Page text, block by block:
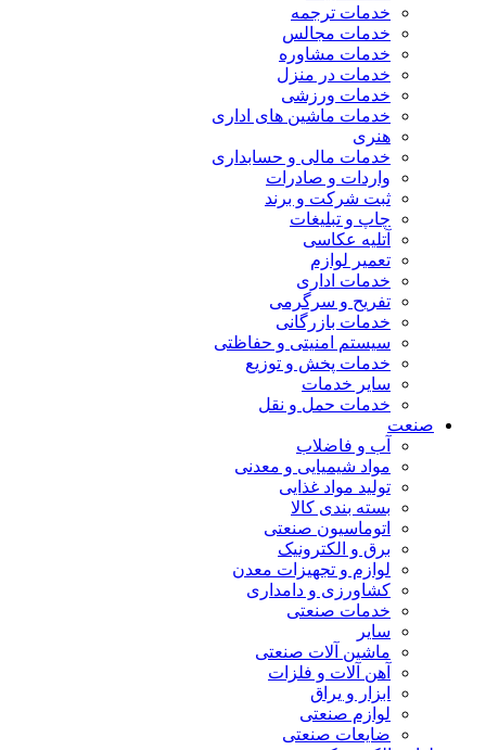
خدمات ترجمه
خدمات مجالس
خدمات مشاوره
خدمات در منزل
خدمات ورزشی
خدمات ماشین های اداری
هنری
خدمات مالی و حسابداری
واردات و صادرات
ثبت شرکت و برند
چاپ و تبلیغات
آتلیه عکاسی
تعمیر لوازم
خدمات اداری
تفریح و سرگرمی
خدمات بازرگانی
سیستم امنیتی و حفاظتی
خدمات پخش و توزیع
سایر خدمات
خدمات حمل و نقل
صنعت
آب و فاضلاب
مواد شیمیایی و معدنی
تولید مواد غذایی
بسته بندی کالا
اتوماسیون صنعتی
برق و الکترونیک
لوازم و تجهیزات معدن
کشاورزی و دامداری
خدمات صنعتی
سایر
ماشین آلات صنعتی
آهن آلات و فلزات
ابزار و یراق
لوازم صنعتی
ضایعات صنعتی